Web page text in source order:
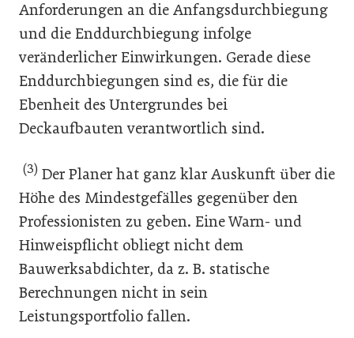
Anforderungen an die Anfangsdurchbiegung
und die Enddurchbiegung infolge
veränderlicher Einwirkungen. Gerade diese
Enddurchbiegungen sind es, die für die
Ebenheit des Untergrundes bei
Deckaufbauten verantwortlich sind.
(3) Der Planer hat ganz klar Auskunft über die
Höhe des Mindestgefälles gegenüber den
Professionisten zu geben. Eine Warn- und
Hinweispflicht obliegt nicht dem
Bauwerksabdichter, da z. B. statische
Berechnungen nicht in sein
Leistungsportfolio fallen.